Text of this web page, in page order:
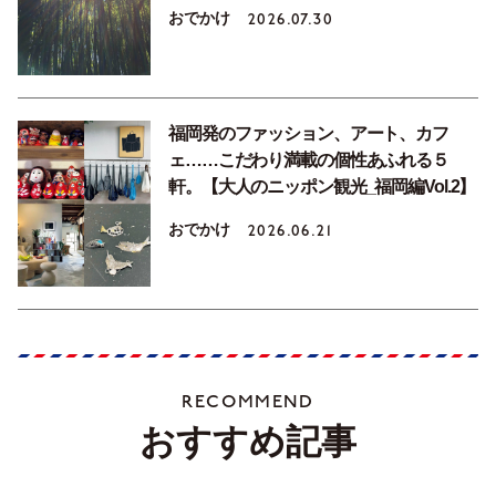
おでかけ 2026.07.30
福岡発のファッション、アート、カフ
ェ……こだわり満載の個性あふれる５
軒。【大人のニッポン観光_福岡編Vol.2】
おでかけ 2026.06.21
RECOMMEND
おすすめ記事